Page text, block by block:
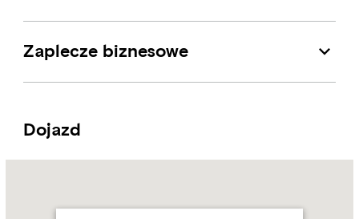
Zaplecze biznesowe
Dojazd